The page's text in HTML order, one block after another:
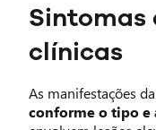
Sintomas
clínicas
As manifestações
conforme o tipo e